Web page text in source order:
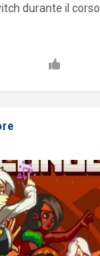
durante il corso